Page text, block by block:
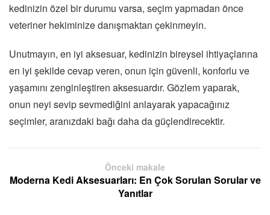
kedinizin özel bir durumu varsa, seçim yapmadan önce
veteriner hekiminize danışmaktan çekinmeyin.
Unutmayın, en iyi aksesuar, kedinizin bireysel ihtiyaçlarına
en iyi şekilde cevap veren, onun için güvenli, konforlu ve
yaşamını zenginleştiren aksesuardır. Gözlem yaparak,
onun neyi sevip sevmediğini anlayarak yapacağınız
seçimler, aranızdaki bağı daha da güçlendirecektir.
Önceki makale
Moderna Kedi Aksesuarları: En Çok Sorulan Sorular ve
Yanıtlar